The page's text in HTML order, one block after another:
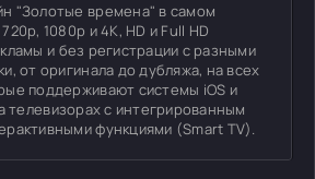
"Золотые времена" в самом
1080p и 4K, HD и Full HD
и без регистрации с разными
от оригинала до дубляжа, на всех
поддерживают системы iOS и
телевизорах с интегрированным
функциями (Smart TV).